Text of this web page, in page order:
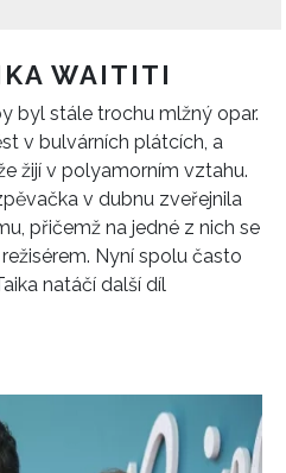
WAITITI
byl stále trochu mlžný opar.
v bulvárních plátcích, a
žijí v polyamorním vztahu.
v dubnu zveřejnila
přičemž na jedné z nich se
Nyní spolu často
natáčí další díl